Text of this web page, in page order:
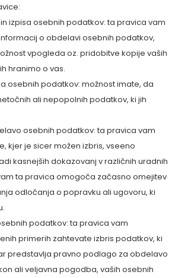
izpisa osebnih podatkov: ta pravica vam
o obdelavi osebnih podatkov,
vpogleda oz. pridobitve kopije vaših
hranimo o vas.
osebnih podatkov: možnost imate, da
ali nepopolnih podatkov, ki jih
osebnih podatkov: ta pravica vam
kjer je sicer možen izbris, vseeno
kasnejših dokazovanj v različnih uradnih
ta pravica omogoča začasno omejitev
odločanja o popravku ali ugovoru, ki
podatkov: ta pravica vam
primerih zahtevate izbris podatkov, ki
predstavlja pravno podlago za obdelavo
ali veljavna pogodba, vaših osebnih